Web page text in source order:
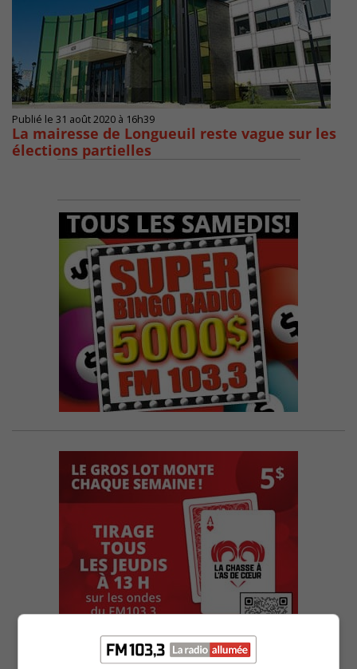
Publié le 31 août 2020 à 16h39
La mairesse de Longueuil reste vague sur les
élections partielles